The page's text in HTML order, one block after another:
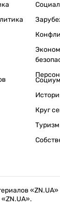
Социум
Круг
Туризм